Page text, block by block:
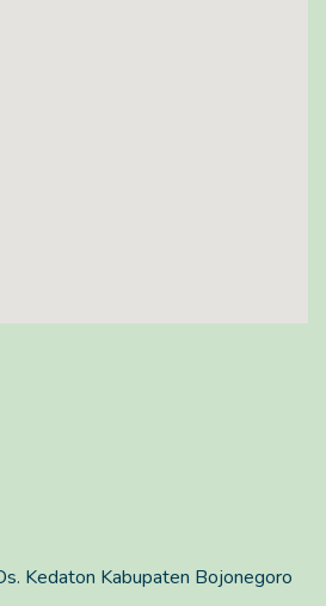
Kedaton Kabupaten Bojonegoro